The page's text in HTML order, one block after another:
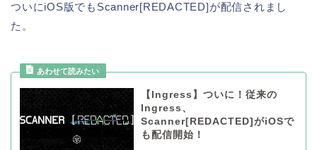
ついにiOS版でもScanner[REDACTED]が配信されまし
た。
【Ingress】ついに！従来の
Ingress、
Scanner[REDACTED]がiOSで
も配信開始！